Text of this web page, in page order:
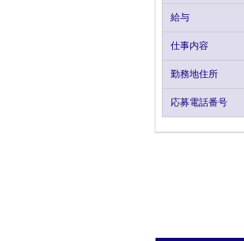
給与
仕事内容
勤務地住所
応募電話番号